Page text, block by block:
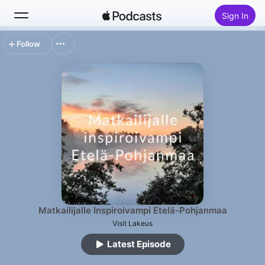
Sign In
Top Charts
Matkailijalle Inspiroivampi Etelä-Pohjanmaa
Visit Lakeus
Latest Episode
Follow